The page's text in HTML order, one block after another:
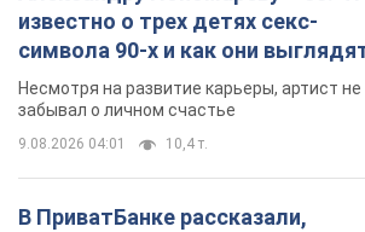
известно о трех детях секс-
символа 90-х и как они
Несмотря на развитие карьеры, артист не
забывал о личном счастье
9.08.2026 04:01 10,4 т.
В ПриватБанке рассказали,